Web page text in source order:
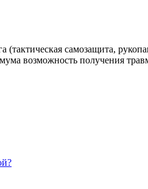
(тактическая самозащита,
возможность получения